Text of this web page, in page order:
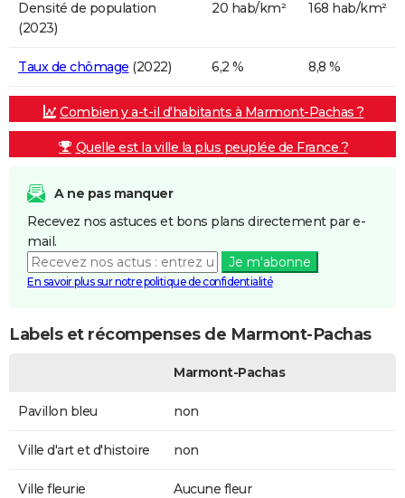
Densité de population
(2023)
20 hab/km² 168 hab/km²
Taux de chômage (2022) 6,2 % 8,8 %
Combien y a-t-il d'habitants à Marmont-Pachas ?
Quelle est la ville la plus peuplée de France ?
A ne pas manquer
Recevez nos astuces et bons plans directement par e-
mail.
Je m'abonne
En savoir plus sur notre politique de confidentialité
Labels et récompenses de Marmont-Pachas
Marmont-Pachas
Pavillon bleu non
Ville d'art et d'histoire non
Ville fleurie Aucune fleur